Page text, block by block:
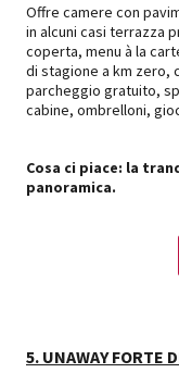
Offre camere con
in alcuni casi terrazza
coperta, menu à la
di stagione a km zero,
parcheggio gratuito,
cabine, ombrelloni,
Cosa ci piace: la
panoramica.
5. UNAWAY FORTE